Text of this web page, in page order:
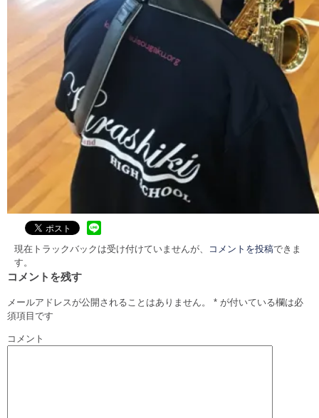
現在トラックバックは受け付けていませんが、 コメントを投稿できま
す。
コメントを残す
メールアドレスが公開されることはありません。 * が付いている欄は必
須項目です
コメント